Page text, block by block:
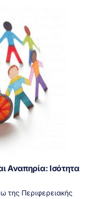
Αναπηρία: Ισότητα
της Περιφερειακής